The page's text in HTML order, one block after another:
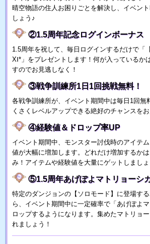
晴空物語の住人お困りごとを解決し、イベン
しょう♪
②1.5周年記念ログインボーナス
1.5周年を祝して、毎日ログインするだけで「
XⅠ*」をプレゼントします！何が入っているか
すのでお見逃しなく！
③戦争訓練所1日1回挑戦無料！
各戦争訓練所が、イベント期間中は毎日1回無
くさくレベルアップできる絶好のチャンスをお
④経験値＆ドロップ率UP
イベント期間中、モンスター討伐時のアイテ
値が大幅に増加します。どれだけ増加するか
み！アイテムや経験値を大量にゲットしましょ
⑤1.5周年あげぽよマトリョーシ
特定のダンジョンの【ソロモード】に登場す
ら、イベント期間中に一定確率で「あげぽよ
ロップするようになります。集めたマトリョ
れましょう！